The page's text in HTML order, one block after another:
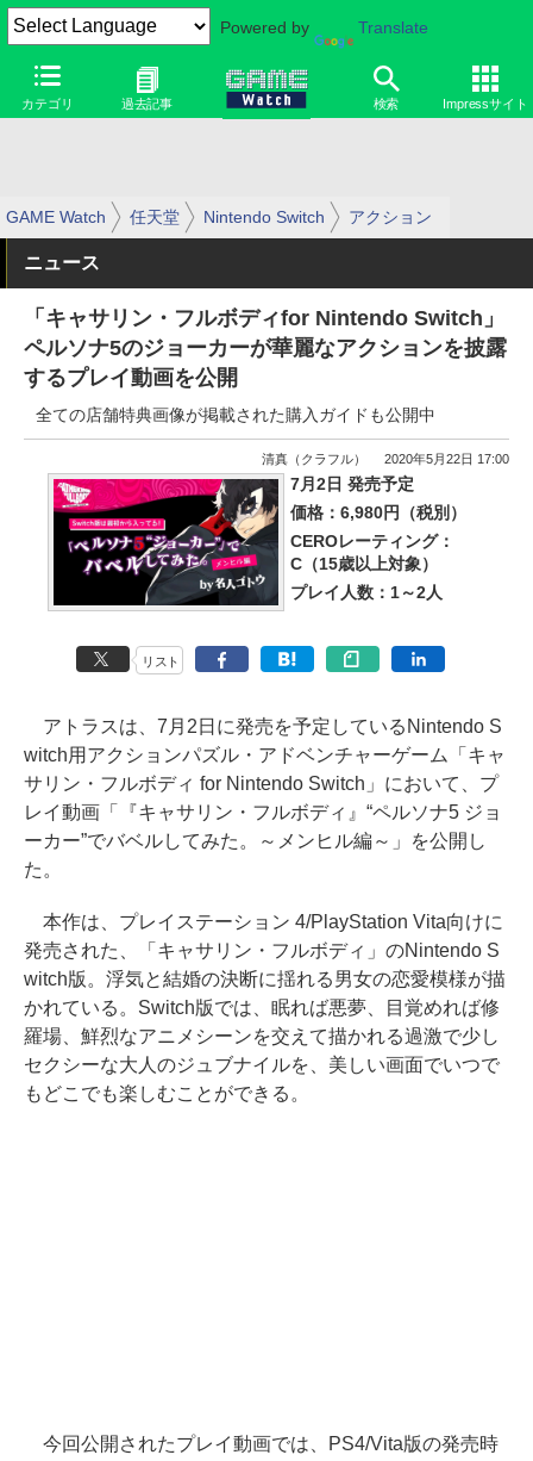
Powered by Translate
カテゴリ 過去記事 検索 Impressサイト
GAME Watch 任天堂 Nintendo Switch アクション
ニュース
「キャサリン・フルボディfor Nintendo Switch」
ペルソナ5のジョーカーが華麗なアクションを披露
するプレイ動画を公開
全ての店舗特典画像が掲載された購入ガイドも公開中
清真（クラフル） 2020年5月22日 17:00
7月2日 発売予定
価格：6,980円（税別）
CEROレーティング：
C（15歳以上対象）
プレイ人数：1～2人
リスト
アトラスは、7月2日に発売を予定しているNintendo S
witch用アクションパズル・アドベンチャーゲーム「キャ
サリン・フルボディ for Nintendo Switch」において、プ
レイ動画「『キャサリン・フルボディ』“ペルソナ5 ジョ
ーカー”でバベルしてみた。～メンヒル編～」を公開し
た。
本作は、プレイステーション 4/PlayStation Vita向けに
発売された、「キャサリン・フルボディ」のNintendo S
witch版。浮気と結婚の決断に揺れる男女の恋愛模様が描
かれている。Switch版では、眠れば悪夢、目覚めれば修
羅場、鮮烈なアニメシーンを交えて描かれる過激で少し
セクシーな大人のジュブナイルを、美しい画面でいつで
もどこでも楽しむことができる。
今回公開されたプレイ動画では、PS4/Vita版の発売時